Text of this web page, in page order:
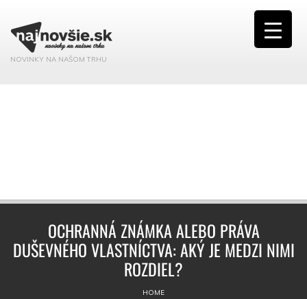
NOVINKY NA NAŠOM TRHU
OCHRANNÁ ZNÁMKA ALEBO PRÁVA
DUŠEVNÉHO VLASTNÍCTVA: AKÝ JE MEDZI NIMI
ROZDIEL?
HOME